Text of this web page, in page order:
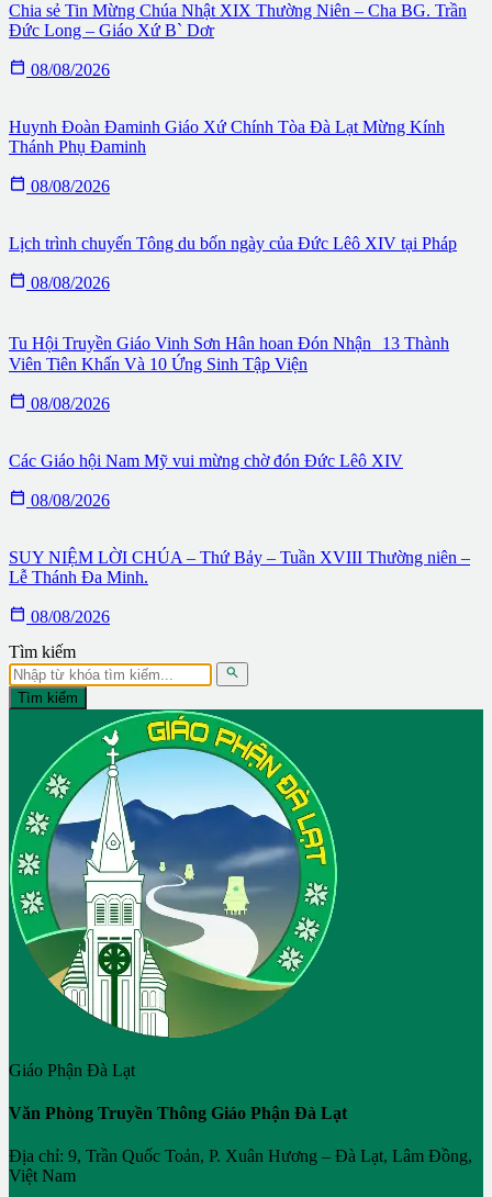
Chia sẻ Tin Mừng Chúa Nhật XIX Thường Niên – Cha BG. Trần
Đức Long – Giáo Xứ B` Dơr
 08/08/2026
Huynh Đoàn Đaminh Giáo Xứ Chính Tòa Đà Lạt Mừng Kính
Thánh Phụ Đaminh
 08/08/2026
Lịch trình chuyến Tông du bốn ngày của Đức Lêô XIV tại Pháp
 08/08/2026
Tu Hội Truyền Giáo Vinh Sơn Hân hoan Đón Nhận 13 Thành
Viên Tiên Khấn Và 10 Ứng Sinh Tập Viện
 08/08/2026
Các Giáo hội Nam Mỹ vui mừng chờ đón Đức Lêô XIV
 08/08/2026
SUY NIỆM LỜI CHÚA – Thứ Bảy – Tuần XVIII Thường niên –
Lễ Thánh Đa Minh.
 08/08/2026
Tìm kiếm

Tìm kiếm
Giáo Phận Đà Lạt
Văn Phòng Truyền Thông Giáo Phận Đà Lạt
Địa chỉ: 9, Trần Quốc Toản, P. Xuân Hương – Đà Lạt, Lâm Đồng,
Việt Nam